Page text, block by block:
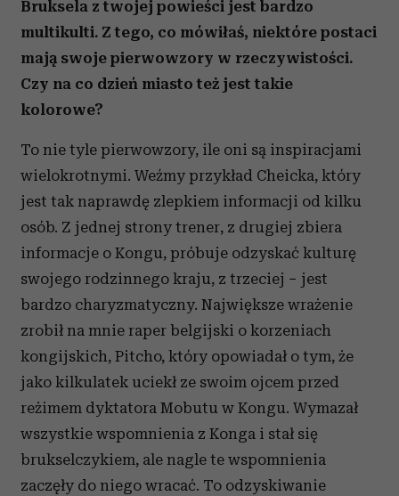
Bruksela z twojej powieści jest bardzo
multikulti. Z tego, co mówiłaś, niektóre postaci
mają swoje pierwowzory w rzeczywistości.
Czy na co dzień miasto też jest takie
kolorowe?
To nie tyle pierwowzory, ile oni są inspiracjami
wielokrotnymi. Weźmy przykład Cheicka, który
jest tak naprawdę zlepkiem informacji od kilku
osób. Z jednej strony trener, z drugiej zbiera
informacje o Kongu, próbuje odzyskać kulturę
swojego rodzinnego kraju, z trzeciej − jest
bardzo charyzmatyczny. Największe wrażenie
zrobił na mnie raper belgijski o korzeniach
kongijskich, Pitcho, który opowiadał o tym, że
jako kilkulatek uciekł ze swoim ojcem przed
reżimem dyktatora Mobutu w Kongu. Wymazał
wszystkie wspomnienia z Konga i stał się
brukselczykiem, ale nagle te wspomnienia
zaczęły do niego wracać. To odzyskiwanie